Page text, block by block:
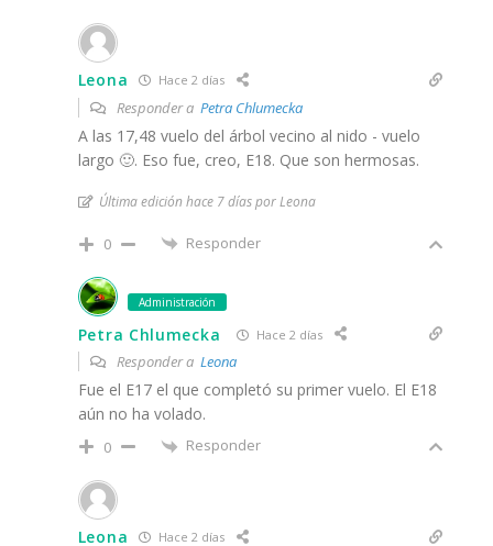
Leona Hace 2 días
Responder a Petra Chlumecka
A las 17,48 vuelo del árbol vecino al nido - vuelo
largo 🙂. Eso fue, creo, E18. Que son hermosas.
Última edición hace 7 días por Leona
0 Responder
Administración
Petra Chlumecka Hace 2 días
Responder a Leona
Fue el E17 el que completó su primer vuelo. El E18
aún no ha volado.
0 Responder
Leona Hace 2 días